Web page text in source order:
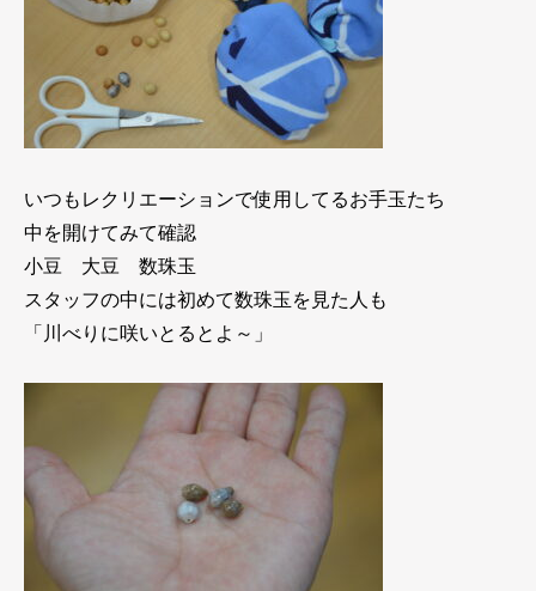
いつもレクリエーションで使用してるお手玉たち
中を開けてみて確認
小豆 大豆 数珠玉
スタッフの中には初めて数珠玉を見た人も
「川べりに咲いとるとよ～」